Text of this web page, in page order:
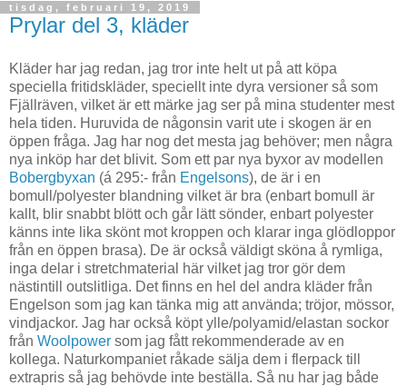
tisdag, februari 19, 2019
Prylar del 3, kläder
Kläder har jag redan, jag tror inte helt ut på att köpa
speciella fritidskläder, speciellt inte dyra versioner så som
Fjällräven, vilket är ett märke jag ser på mina studenter mest
hela tiden. Huruvida de någonsin varit ute i skogen är en
öppen fråga. Jag har nog det mesta jag behöver; men några
nya inköp har det blivit. Som ett par nya byxor av modellen
Bobergbyxan (á 295:- från Engelsons), de är i en
bomull/polyester blandning vilket är bra (enbart bomull är
kallt, blir snabbt blött och går lätt sönder, enbart polyester
känns inte lika skönt mot kroppen och klarar inga glödloppor
från en öppen brasa). De är också väldigt sköna å rymliga,
inga delar i stretchmaterial här vilket jag tror gör dem
nästintill outslitliga. Det finns en hel del andra kläder från
Engelson som jag kan tänka mig att använda; tröjor, mössor,
vindjackor. Jag har också köpt ylle/polyamid/elastan sockor
från Woolpower som jag fått rekommenderade av en
kollega. Naturkompaniet råkade sälja dem i flerpack till
extrapris så jag behövde inte beställa. Så nu har jag både